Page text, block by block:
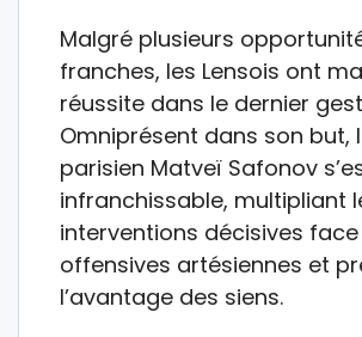
Malgré plusieurs
franches, les Lensois ont
réussite dans le dernier
Omniprésent dans son but,
parisien Matveï Safonov
infranchissable, multipliant
interventions décisives
offensives artésiennes et
l’avantage des siens.